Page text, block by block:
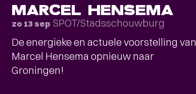
MARCEL HENSEMA
zo 13 sep SPOT/Stadsschouwburg
De energieke en actuele voorstelling van
Marcel Hensema opnieuw naar
Groningen!